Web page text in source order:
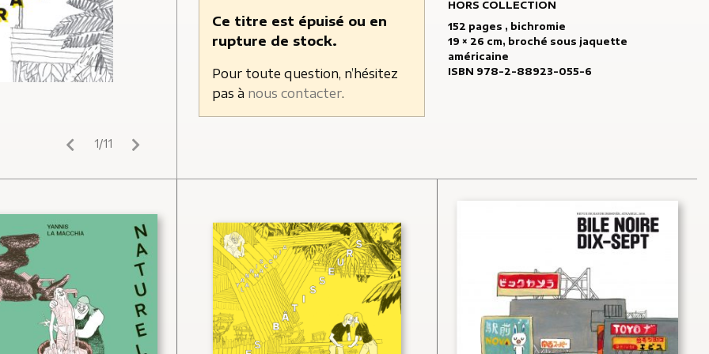
1/11
HORS COLLECTION
152 pages , bichromie
19 × 26 cm, broché sous jaquette
américaine
ISBN 978-2-88923-055-6
Ce titre est épuisé ou en
rupture de stock.
Pour toute question, n’hésitez
pas à nous contacter.